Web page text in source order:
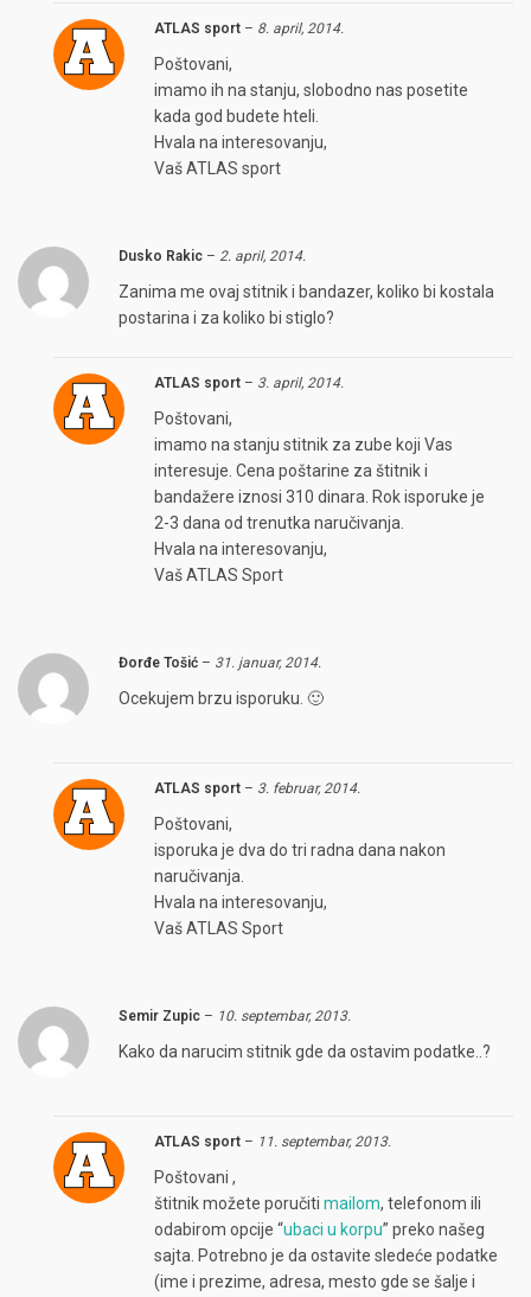
ATLAS sport – 8. april, 2014.
Poštovani,
imamo ih na stanju, slobodno nas posetite
kada god budete hteli.
Hvala na interesovanju,
Vaš ATLAS sport
Dusko Rakic – 2. april, 2014.
Zanima me ovaj stitnik i bandazer, koliko bi kostala
postarina i za koliko bi stiglo?
ATLAS sport – 3. april, 2014.
Poštovani,
imamo na stanju stitnik za zube koji Vas
interesuje. Cena poštarine za štitnik i
bandažere iznosi 310 dinara. Rok isporuke je
2-3 dana od trenutka naručivanja.
Hvala na interesovanju,
Vaš ATLAS Sport
Đorđe Tošić – 31. januar, 2014.
Ocekujem brzu isporuku. 🙂
ATLAS sport – 3. februar, 2014.
Poštovani,
isporuka je dva do tri radna dana nakon
naručivanja.
Hvala na interesovanju,
Vaš ATLAS Sport
Semir Zupic – 10. septembar, 2013.
Kako da narucim stitnik gde da ostavim podatke..?
ATLAS sport – 11. septembar, 2013.
Poštovani ,
štitnik možete poručiti mailom, telefonom ili
odabirom opcije “ubaci u korpu” preko našeg
sajta. Potrebno je da ostavite sledeće podatke
(ime i prezime, adresa, mesto gde se šalje i